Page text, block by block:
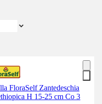
FloraSelf Zantedeschia
H 15-25 cm Co 3